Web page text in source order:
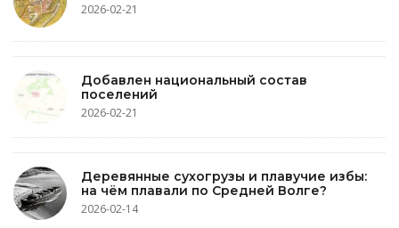
2026-02-21
Добавлен национальный состав
поселений
2026-02-21
Деревянные сухогрузы и плавучие избы:
на чём плавали по Средней Волге?
2026-02-14